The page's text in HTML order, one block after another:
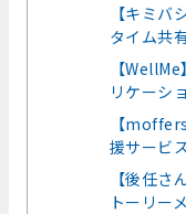
【キミ
タイム共
【
リケーシ
【
援サービ
【後任さ
トーリー